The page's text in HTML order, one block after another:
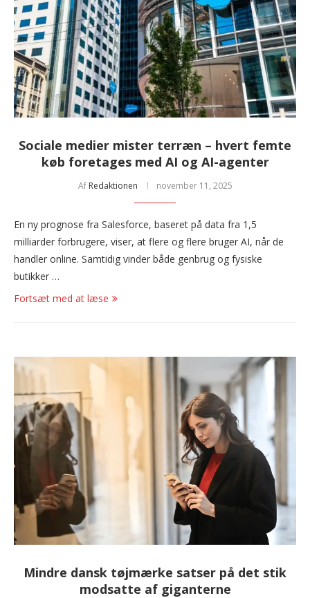
Sociale medier mister terræn – hvert femte
køb foretages med AI og AI-agenter
Af Redaktionen november 11, 2025
En ny prognose fra Salesforce, baseret på data fra 1,5
milliarder forbrugere, viser, at flere og flere bruger AI, når de
handler online. Samtidig vinder både genbrug og fysiske
butikker …
Fortsæt med at læse
Mindre dansk tøjmærke satser på det stik
modsatte af giganterne